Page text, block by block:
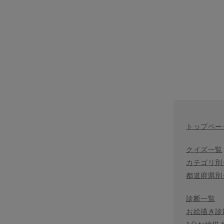
トップペー
クイズ一覧
カテゴリ
都道府県
診断一覧
お絵描き